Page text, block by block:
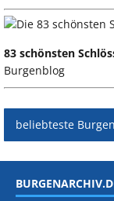
83 schönsten
Burgenblog
beliebteste Burgen